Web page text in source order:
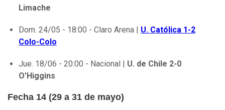
Limache
Dom. 24/05 - 18:00 - Claro Arena | U. Católica 1-2
Colo-Colo
Jue. 18/06 - 20:00 - Nacional | U. de Chile 2-0
O'Higgins
Fecha 14 (29 a 31 de mayo)